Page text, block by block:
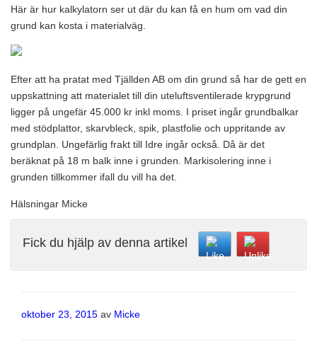
Här är hur kalkylatorn ser ut där du kan få en hum om vad din
grund kan kosta i materialväg.
Efter att ha pratat med Tjällden AB om din grund så har de gett en
uppskattning att materialet till din uteluftsventilerade krypgrund
ligger på ungefär 45.000 kr inkl moms. I priset ingår grundbalkar
med stödplattor, skarvbleck, spik, plastfolie och uppritande av
grundplan. Ungefärlig frakt till Idre ingår också. Då är det
beräknat på 18 m balk inne i grunden. Markisolering inne i
grunden tillkommer ifall du vill ha det.
Hälsningar Micke
Fick du hjälp av denna artikel
Publicerat
oktober 23, 2015 av Micke